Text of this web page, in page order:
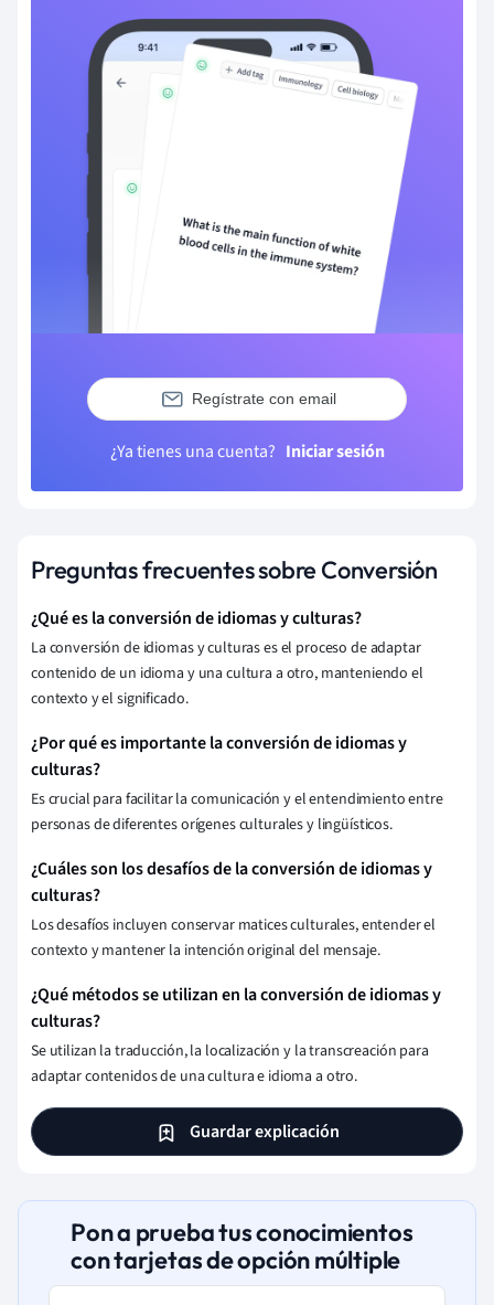
Regístrate con email
¿Ya tienes una cuenta? Iniciar sesión
Preguntas frecuentes sobre Conversión
¿Qué es la conversión de idiomas y culturas?
La conversión de idiomas y culturas es el proceso de adaptar
contenido de un idioma y una cultura a otro, manteniendo el
contexto y el significado.
¿Por qué es importante la conversión de idiomas y
culturas?
Es crucial para facilitar la comunicación y el entendimiento entre
personas de diferentes orígenes culturales y lingüísticos.
¿Cuáles son los desafíos de la conversión de idiomas y
culturas?
Los desafíos incluyen conservar matices culturales, entender el
contexto y mantener la intención original del mensaje.
¿Qué métodos se utilizan en la conversión de idiomas y
culturas?
Se utilizan la traducción, la localización y la transcreación para
adaptar contenidos de una cultura e idioma a otro.
Guardar explicación
Pon a prueba tus conocimientos
con tarjetas de opción múltiple